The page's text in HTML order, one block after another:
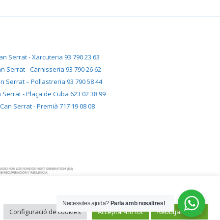
Serrat - Xarcuteria 93 790 23 63
Serrat - Carnisseria 93 790 26 62
Serrat – Pollastreria 93 790 58 44
Serrat - Plaça de Cuba 623 02 38 99
Can Serrat - Premià 717 19 08 08
Configuració de cookies Acceptar-ho tot Rebutjar-ho tot
Necessites ajuda? Parla amb nosaltres!